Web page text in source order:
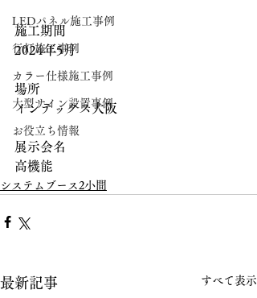
LEDパネル施工事例
行灯施工事例
カラー仕様施工事例
大型サイン設置事例
お役立ち情報
施工期間
2024年5月
場所
インテックス大阪
展示会名
高機能
システムブース2小間
最新記事 すべて表示